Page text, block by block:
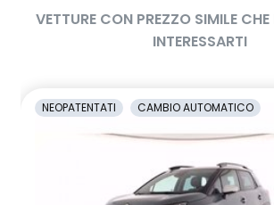
VETTURE CON PREZZO SIMILE CHE
INTERESSARTI
NEOPATENTATI CAMBIO AUTOMATICO